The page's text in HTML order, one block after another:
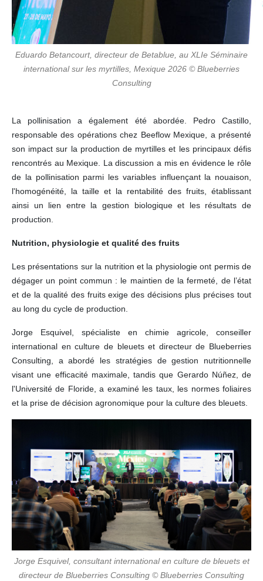
Eduardo Betancourt, directeur de Betablue, au XLIe Séminaire
international sur les myrtilles, Mexique 2026 © Blueberries
Consulting
La pollinisation a également été abordée. Pedro Castillo,
responsable des opérations chez Beeflow Mexique, a présenté
son impact sur la production de myrtilles et les principaux défis
rencontrés au Mexique. La discussion a mis en évidence le rôle
de la pollinisation parmi les variables influençant la nouaison,
l'homogénéité, la taille et la rentabilité des fruits, établissant
ainsi un lien entre la gestion biologique et les résultats de
production.
Nutrition, physiologie et qualité des fruits
Les présentations sur la nutrition et la physiologie ont permis de
dégager un point commun : le maintien de la fermeté, de l’état
et de la qualité des fruits exige des décisions plus précises tout
au long du cycle de production.
Jorge Esquivel, spécialiste en chimie agricole, conseiller
international en culture de bleuets et directeur de Blueberries
Consulting, a abordé les stratégies de gestion nutritionnelle
visant une efficacité maximale, tandis que Gerardo Núñez, de
l'Université de Floride, a examiné les taux, les normes foliaires
et la prise de décision agronomique pour la culture des bleuets.
Jorge Esquivel, consultant international en culture de bleuets et
directeur de Blueberries Consulting © Blueberries Consulting